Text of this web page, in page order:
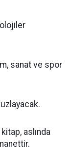
sanat ve spor
aslında